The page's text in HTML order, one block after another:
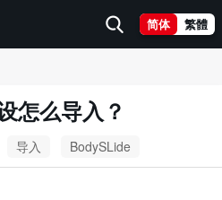
简体 繁體
怎么导入？
导入 BodySLide